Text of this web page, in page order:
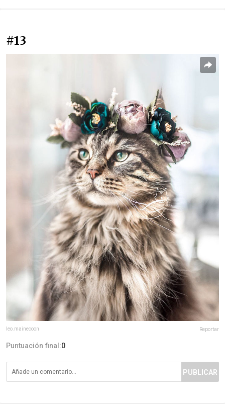
#13
leo.mainecoon Reportar
Puntuación final:0
PUBLICAR